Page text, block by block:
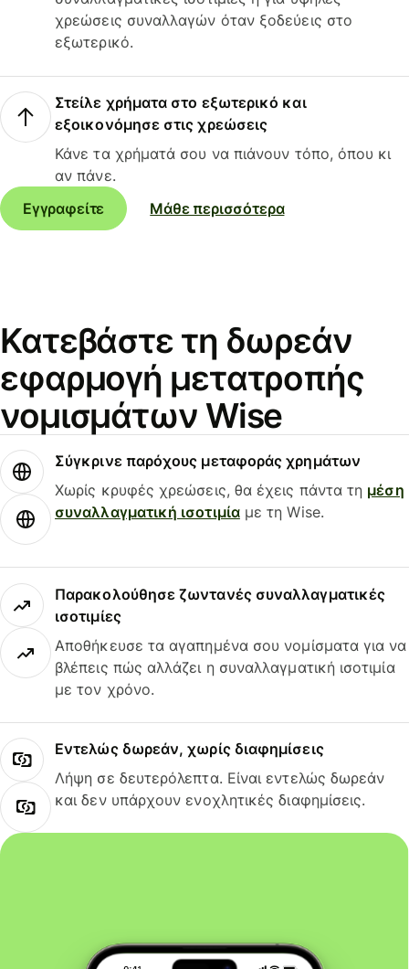
χρεώσεις συναλλαγών όταν ξοδεύεις στο
εξωτερικό.
Στείλε χρήματα στο εξωτερικό και
εξοικονόμησε στις χρεώσεις
Κάνε τα χρήματά σου να πιάνουν τόπο, όπου κι
αν πάνε.
Εγγραφείτε
Μάθε περισσότερα
Κατεβάστε τη δωρεάν
εφαρμογή μετατροπής
νομισμάτων Wise
Σύγκρινε παρόχους μεταφοράς χρημάτων
Χωρίς κρυφές χρεώσεις, θα έχεις πάντα τη μέση
συναλλαγματική ισοτιμίαμε τη Wise.
Παρακολούθησε ζωντανές συναλλαγματικές
ισοτιμίες
Αποθήκευσε τα αγαπημένα σου νομίσματα για να
βλέπεις πώς αλλάζει η συναλλαγματική ισοτιμία
με τον χρόνο.
Εντελώς δωρεάν, χωρίς διαφημίσεις
Λήψη σε δευτερόλεπτα. Είναι εντελώς δωρεάν
και δεν υπάρχουν ενοχλητικές διαφημίσεις.